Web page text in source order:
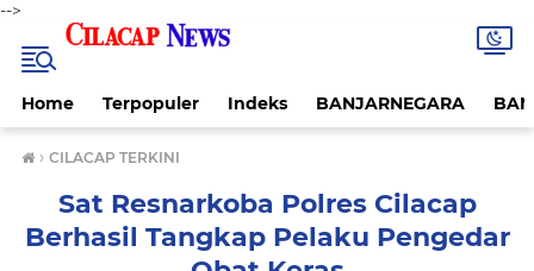
-->
Home Terpopuler Indeks BANJARNEGARA
› CILACAP TERKINI
Sat Resnarkoba Polres Cilacap
Berhasil Tangkap Pelaku Pengedar